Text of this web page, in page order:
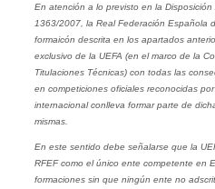
En atención a lo previsto en la
1363/2007, la Real Federación Española
formaicón descrita en los apartados
exclusivo de la UEFA (en el marco de la
Titulaciones Técnicas) con todas las
en competiciones oficiales reconocidas
internacional conlleva formar parte de
mismas.
En este sentido debe señalarse que la
RFEF como el único ente competente en
formaciones sin que ningún ente no